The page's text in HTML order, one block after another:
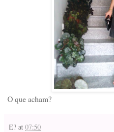
O que acham?
E? at 07:50